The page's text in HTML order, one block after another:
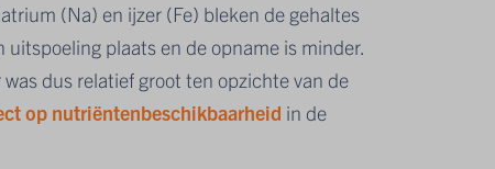
(Na) en ijzer (Fe) bleken de gehaltes
plaats en de opname is minder.
dus relatief groot ten opzichte van de
op nutriëntenbeschikbaarheid in de